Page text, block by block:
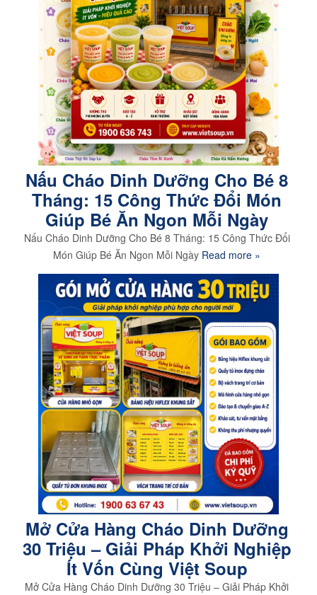
Nấu Cháo Dinh Dưỡng Cho Bé 8
Tháng: 15 Công Thức Đổi Món
Giúp Bé Ăn Ngon Mỗi Ngày
Nấu Cháo Dinh Dưỡng Cho Bé 8 Tháng: 15 Công Thức Đổi
Món Giúp Bé Ăn Ngon Mỗi Ngày Read more »
Mở Cửa Hàng Cháo Dinh Dưỡng
30 Triệu – Giải Pháp Khởi Nghiệp
Ít Vốn Cùng Việt Soup
Mở Cửa Hàng Cháo Dinh Dưỡng 30 Triệu – Giải Pháp Khởi